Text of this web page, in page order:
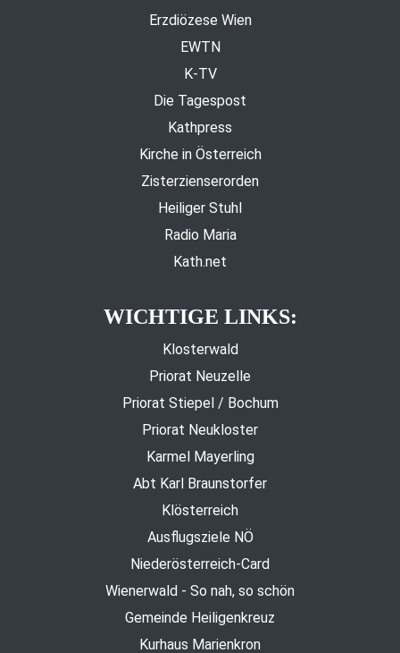
Erzdiözese Wien
EWTN
K-TV
Die Tagespost
Kathpress
Kirche in Österreich
Zisterzienserorden
Heiliger Stuhl
Radio Maria
Kath.net
WICHTIGE LINKS:
Klosterwald
Priorat Neuzelle
Priorat Stiepel / Bochum
Priorat Neukloster
Karmel Mayerling
Abt Karl Braunstorfer
Klösterreich
Ausflugsziele NÖ
Niederösterreich-Card
Wienerwald - So nah, so schön
Gemeinde Heiligenkreuz
Kurhaus Marienkron